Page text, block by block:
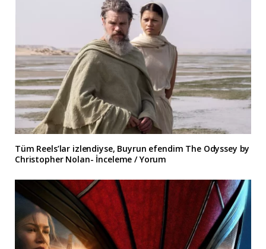
Tüm Reels’lar izlendiyse, Buyrun efendim The Odyssey by
Christopher Nolan- İnceleme / Yorum